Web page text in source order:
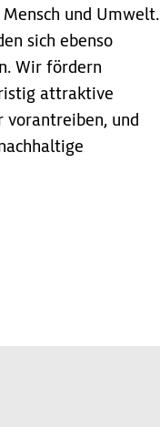
und Umwelt.
sich ebenso
Wir fördern
attraktive
vorantreiben, und